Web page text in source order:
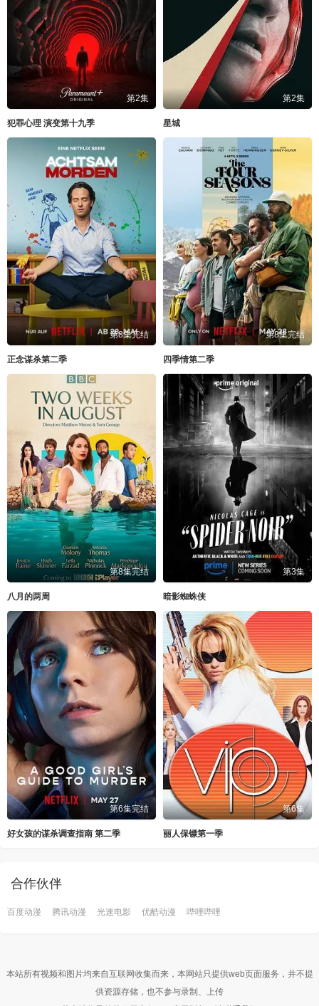
第2集
犯罪心理 演变第十九季
第2集
星城
第8集完结
正念谋杀第二季
第8集完结
四季情第二季
第8集完结
八月的两周
第3集
暗影蜘蛛侠
第6集完结
好女孩的谋杀调查指南 第二季
第6集
丽人保镖第一季
合作伙伴
百度动漫 腾讯动漫 光速电影 优酷动漫 哔哩哔哩
本站所有视频和图片均来自互联网收集而来，本网站只提供web页面服务，并不提
供资源存储，也不参与录制、上传